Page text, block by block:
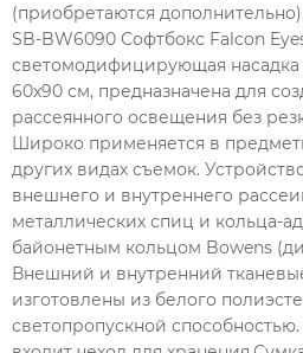
(приобретаются
SB-BW6090 Софтбокс Falcon
светомодифицирующая насадка
60х90 см, предназначена для
рассеянного освещения без
Широко применяется в
других видах съемок.
внешнего и внутреннего
металлических спиц и кольца-
байонетным кольцом Bowens
Внешний и внутренний
изготовлены из белого
светопропускной